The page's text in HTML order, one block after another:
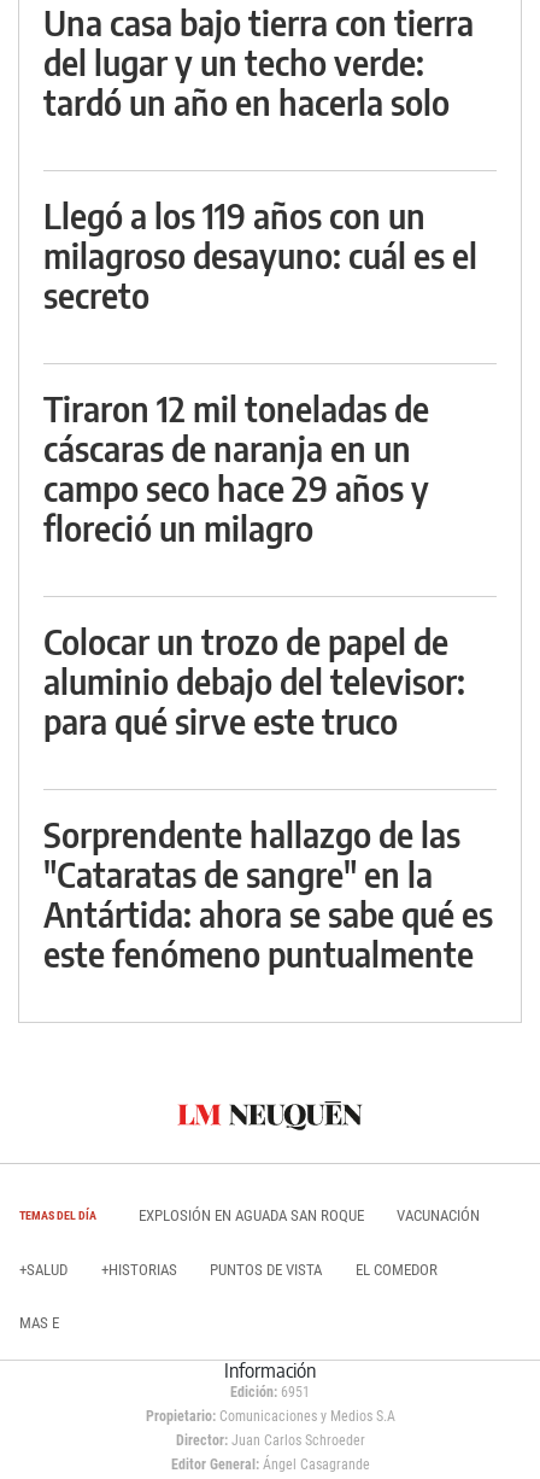
Una casa bajo tierra con tierra
del lugar y un techo verde:
tardó un año en hacerla solo
Llegó a los 119 años con un
milagroso desayuno: cuál es el
secreto
Tiraron 12 mil toneladas de
cáscaras de naranja en un
campo seco hace 29 años y
floreció un milagro
Colocar un trozo de papel de
aluminio debajo del televisor:
para qué sirve este truco
Sorprendente hallazgo de las
"Cataratas de sangre" en la
Antártida: ahora se sabe qué es
este fenómeno puntualmente
TEMAS DEL DÍA EXPLOSIÓN EN AGUADA SAN ROQUE VACUNACIÓN
+SALUD +HISTORIAS PUNTOS DE VISTA EL COMEDOR
MAS E
Información
Edición: 6951
Propietario:Comunicaciones y Medios S.A
Director: Juan Carlos Schroeder
Editor General:Ángel Casagrande